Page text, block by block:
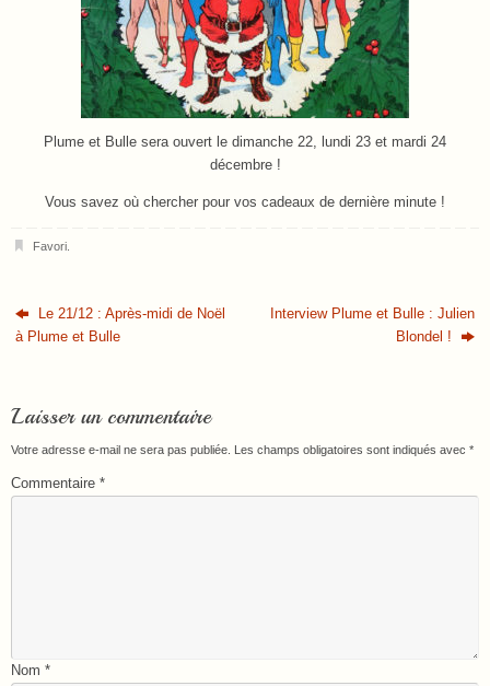
Plume et Bulle sera ouvert le dimanche 22, lundi 23 et mardi 24
décembre !
Vous savez où chercher pour vos cadeaux de dernière minute !
Favori.
Le 21/12 : Après-midi de Noël
à Plume et Bulle
Interview Plume et Bulle : Julien
Blondel !
Laisser un commentaire
Votre adresse e-mail ne sera pas publiée. Les champs obligatoires sont indiqués avec *
Commentaire *
Nom *